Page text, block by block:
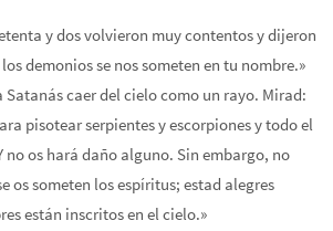
y dos volvieron muy contentos y dijeron
demonios se nos someten en tu nombre.»
Satanás caer del cielo como un rayo. Mirad:
pisotear serpientes y escorpiones y todo el
no os hará daño alguno. Sin embargo, no
os someten los espíritus; estad alegres
están inscritos en el cielo.»